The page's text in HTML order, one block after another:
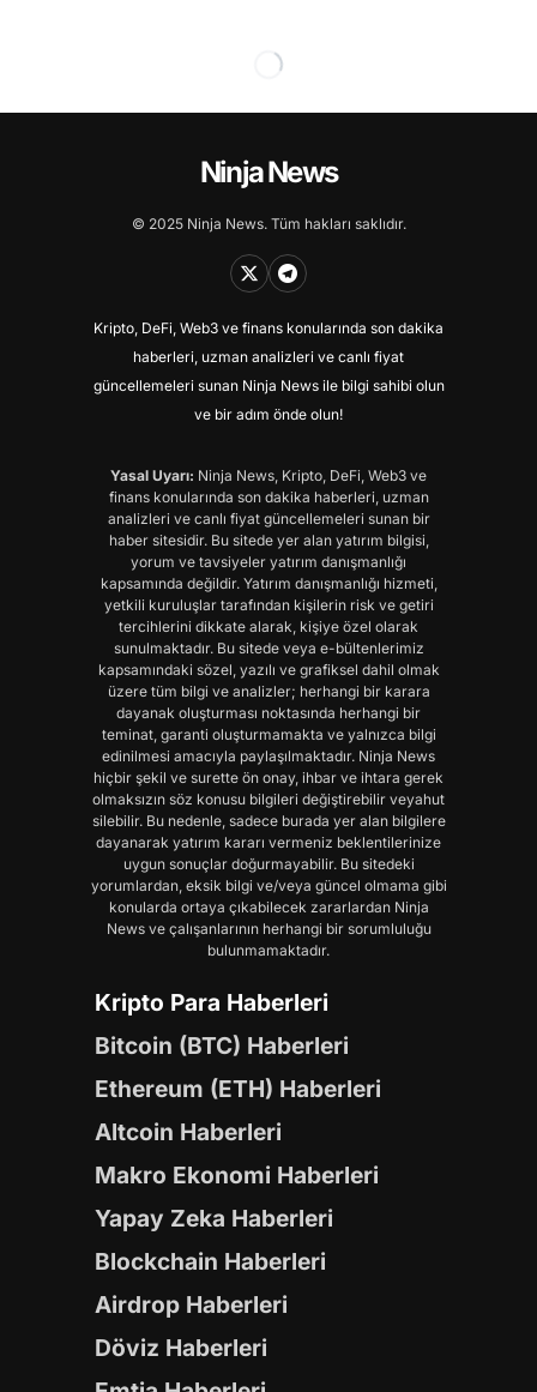
Ninja News
© 2025 Ninja News. Tüm hakları saklıdır.
Kripto, DeFi, Web3 ve finans konularında son dakika
haberleri, uzman analizleri ve canlı fiyat
güncellemeleri sunan Ninja News ile bilgi sahibi olun
ve bir adım önde olun!
Yasal Uyarı: Ninja News, Kripto, DeFi, Web3 ve
finans konularında son dakika haberleri, uzman
analizleri ve canlı fiyat güncellemeleri sunan bir
haber sitesidir. Bu sitede yer alan yatırım bilgisi,
yorum ve tavsiyeler yatırım danışmanlığı
kapsamında değildir. Yatırım danışmanlığı hizmeti,
yetkili kuruluşlar tarafından kişilerin risk ve getiri
tercihlerini dikkate alarak, kişiye özel olarak
sunulmaktadır. Bu sitede veya e-bültenlerimiz
kapsamındaki sözel, yazılı ve grafiksel dahil olmak
üzere tüm bilgi ve analizler; herhangi bir karara
dayanak oluşturması noktasında herhangi bir
teminat, garanti oluşturmamakta ve yalnızca bilgi
edinilmesi amacıyla paylaşılmaktadır. Ninja News
hiçbir şekil ve surette ön onay, ihbar ve ihtara gerek
olmaksızın söz konusu bilgileri değiştirebilir veyahut
silebilir. Bu nedenle, sadece burada yer alan bilgilere
dayanarak yatırım kararı vermeniz beklentilerinize
uygun sonuçlar doğurmayabilir. Bu sitedeki
yorumlardan, eksik bilgi ve/veya güncel olmama gibi
konularda ortaya çıkabilecek zararlardan Ninja
News ve çalışanlarının herhangi bir sorumluluğu
bulunmamaktadır.
Kripto Para Haberleri
Bitcoin (BTC) Haberleri
Ethereum (ETH) Haberleri
Altcoin Haberleri
Makro Ekonomi Haberleri
Yapay Zeka Haberleri
Blockchain Haberleri
Airdrop Haberleri
Döviz Haberleri